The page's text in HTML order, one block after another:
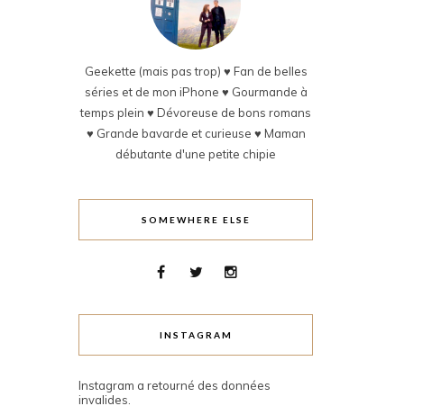
Geekette (mais pas trop) ♥ Fan de belles
séries et de mon iPhone ♥ Gourmande à
temps plein ♥ Dévoreuse de bons romans
♥ Grande bavarde et curieuse ♥ Maman
débutante d'une petite chipie
SOMEWHERE ELSE
INSTAGRAM
Instagram a retourné des données
invalides.